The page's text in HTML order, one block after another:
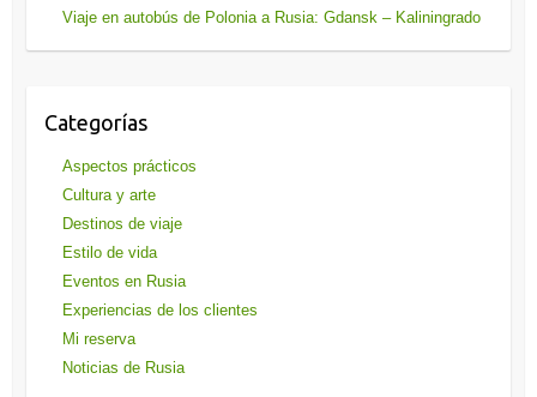
Viaje en autobús de Polonia a Rusia: Gdansk – Kaliningrado
Categorías
Aspectos prácticos
Cultura y arte
Destinos de viaje
Estilo de vida
Eventos en Rusia
Experiencias de los clientes
Mi reserva
Noticias de Rusia